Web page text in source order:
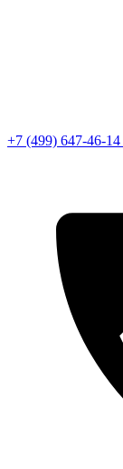
+7 (499) 647-46-14